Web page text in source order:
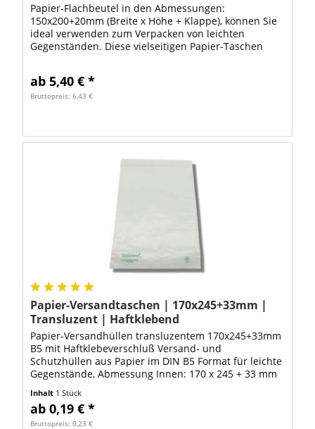
Papier-Flachbeutel in den Abmessungen:
150x200+20mm (Breite x Höhe + Klappe), können Sie
ideal verwenden zum Verpacken von leichten
Gegenständen. Diese vielseitigen Papier-Taschen
ab 5,40 € *
Bruttopreis: 6,43 €
Papier-Versandtaschen | 170x245+33mm |
Transluzent | Haftklebend
Papier-Versandhüllen transluzentem 170x245+33mm
B5 mit Haftklebeverschluß Versand- und
Schutzhüllen aus Papier im DIN B5 Format für leichte
Gegenstände, Abmessung Innen: 170 x 245 + 33 mm
Inhalt 1 Stück
ab 0,19 € *
Bruttopreis: 0,23 €